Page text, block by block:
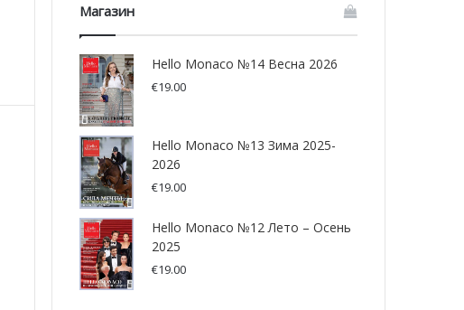
Магазин
Hello Monaco №14 Весна 2026
€19.00
Hello Monaco №13 Зима 2025-
2026
€19.00
Hello Monaco №12 Лето – Осень
2025
€19.00